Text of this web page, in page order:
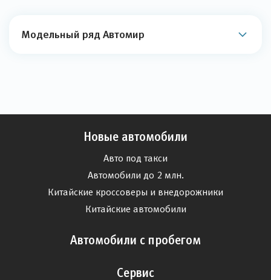
Модельный ряд Автомир
Новые автомобили
Авто под такси
Автомобили до 2 млн.
Китайские кроссоверы и внедорожники
Китайские автомобили
Автомобили с пробегом
Сервис